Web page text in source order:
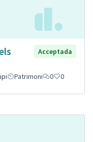
Acceptada
Patrimoni 0 0